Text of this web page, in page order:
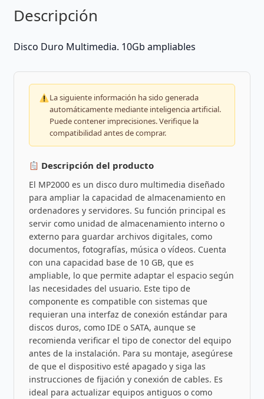
Descripción
Disco Duro Multimedia. 10Gb ampliables
La siguiente información ha sido generada
automáticamente mediante inteligencia artificial.
Puede contener imprecisiones. Verifique la
compatibilidad antes de comprar.
Descripción del producto
El MP2000 es un disco duro multimedia diseñado
para ampliar la capacidad de almacenamiento en
ordenadores y servidores. Su función principal es
servir como unidad de almacenamiento interno o
externo para guardar archivos digitales, como
documentos, fotografías, música o vídeos. Cuenta
con una capacidad base de 10 GB, que es
ampliable, lo que permite adaptar el espacio según
las necesidades del usuario. Este tipo de
componente es compatible con sistemas que
requieran una interfaz de conexión estándar para
discos duros, como IDE o SATA, aunque se
recomienda verificar el tipo de conector del equipo
antes de la instalación. Para su montaje, asegúrese
de que el dispositivo esté apagado y siga las
instrucciones de fijación y conexión de cables. Es
ideal para actualizar equipos antiguos o como